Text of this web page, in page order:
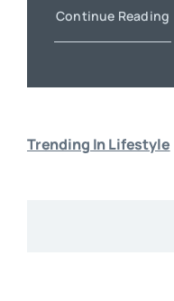
Continue Reading
Trending In Lifestyle